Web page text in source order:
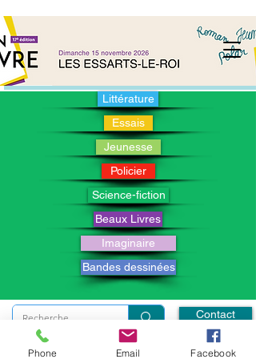
Littérature
Essais
Jeunesse
Policier
Science-fiction
Beaux Livres
Imaginaire
Bandes dessinées
Contact
© 2026 SALON DU LIVRE DES ESSARTS LE ROI (Littérature, Jeunesse,
Policier, Beaux Livres, Imaginaire, Essais, Bandes dessinées)
Phone Email Facebook